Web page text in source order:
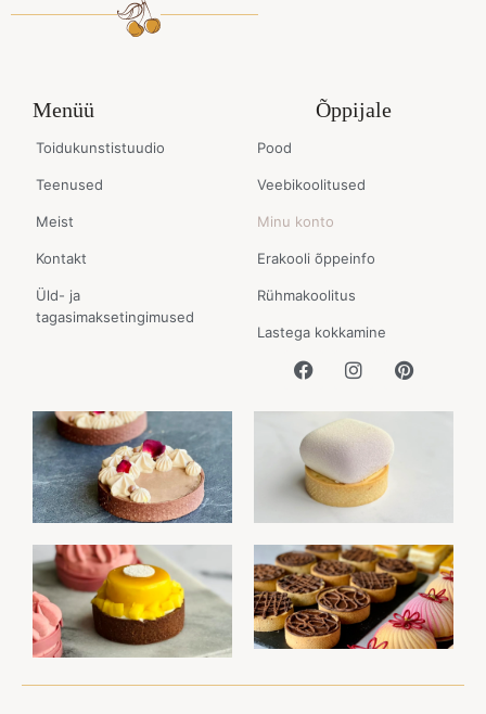
Menüü
Toidukunstistuudio
Teenused
Meist
Kontakt
Üld- ja
tagasimaksetingimused
Õppijale
Pood
Veebikoolitused
Minu konto
Erakooli õppeinfo
Rühmakoolitus
Lastega kokkamine